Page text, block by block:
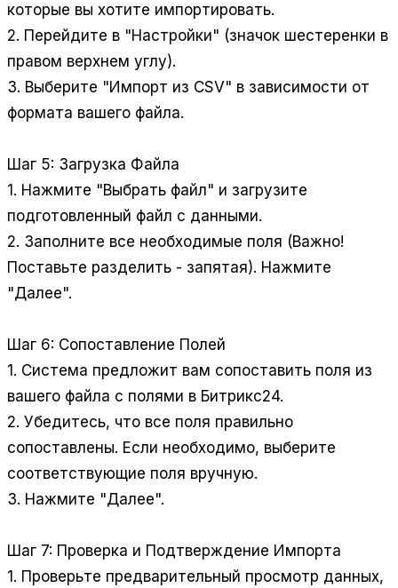
которые вы хотите импортировать.
2. Перейдите в "Настройки" (значок шестеренки в
правом верхнем углу).
3. Выберите "Импорт из CSV" в зависимости от
формата вашего файла.
Шаг 5: Загрузка Файла
1. Нажмите "Выбрать файл" и загрузите
подготовленный файл с данными.
2. Заполните все необходимые поля (Важно!
Поставьте разделить - запятая). Нажмите
"Далее".
Шаг 6: Сопоставление Полей
1. Система предложит вам сопоставить поля из
вашего файла с полями в Битрикс24.
2. Убедитесь, что все поля правильно
сопоставлены. Если необходимо, выберите
соответствующие поля вручную.
3. Нажмите "Далее".
Шаг 7: Проверка и Подтверждение Импорта
1. Проверьте предварительный просмотр данных,